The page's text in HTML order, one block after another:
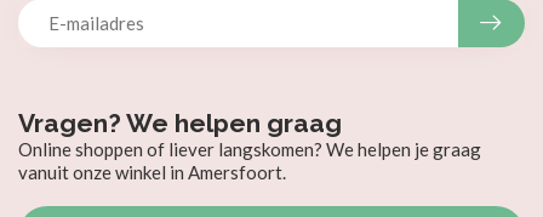
Vragen? We helpen graag
Online shoppen of liever langskomen? We helpen je graag
vanuit onze winkel in Amersfoort.